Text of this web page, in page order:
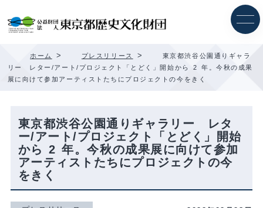
ホーム > プレスリリース >
東京都渋谷公園通りギャラ
リー レター/アート/プロジェクト「とどく」開始から 2 年。今秋の成果
展に向けて参加アーティストたちにプロジェクトの今をきく
東京都渋谷公園通りギャラリー レタ
ー/アート/プロジェクト「とどく」開始
から 2 年。今秋の成果展に向けて参加
アーティストたちにプロジェクトの今
をきく